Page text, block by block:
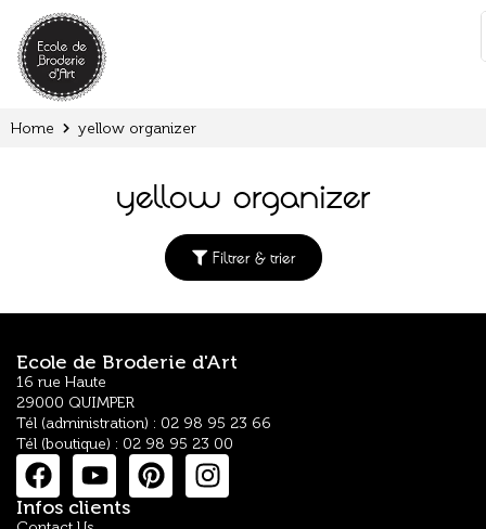
:
Home yellow organizer
yellow organizer
Filtrer & trier
Ecole de Broderie d'Art
16 rue Haute
29000 QUIMPER
Tél (administration) : 02 98 95 23 66
Tél (boutique) : 02 98 95 23 00
Infos clients
Cookies management panel